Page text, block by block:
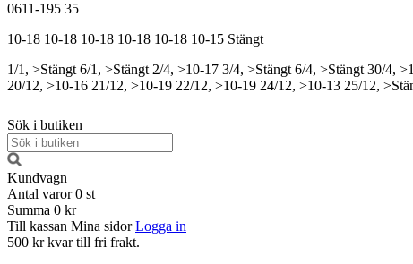
0611-195 35
10-18 10-18 10-18 10-18 10-18 10-15 Stängt
1/1, >Stängt 6/1, >Stängt 2/4, >10-17 3/4, >Stängt 6/4, >Stängt 30/4,
20/12, >10-16 21/12, >10-19 22/12, >10-19 24/12, >10-13 25/12,
Sök i butiken
Kundvagn
Antal varor 0 st
Summa 0 kr
Till kassan Mina sidor Logga in
500 kr kvar till fri frakt.